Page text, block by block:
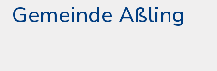
Gemeinde Aßling